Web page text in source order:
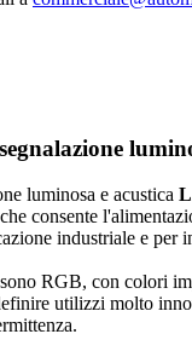
luminosa e acustica
consente
industriale e
sono RGB, con colori
utilizzi molto